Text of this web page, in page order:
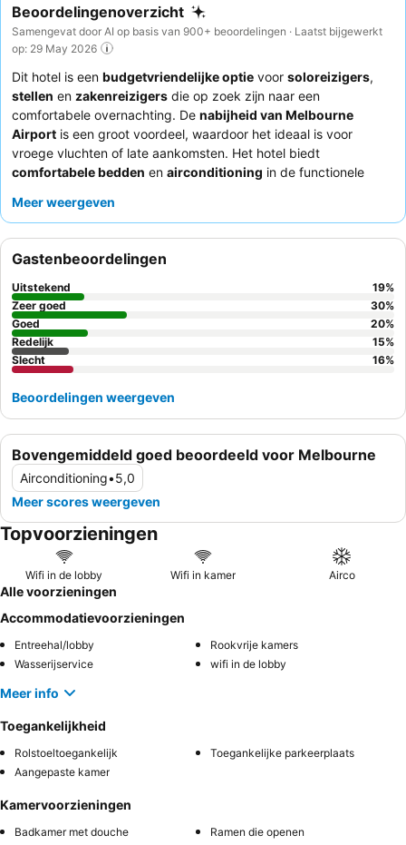
Beoordelingenoverzicht
Samengevat door AI op basis van 900+ beoordelingen · Laatst bijgewerkt
op: 29 May 2026
Dit hotel is een budgetvriendelijke optie voor soloreizigers,
stellen en zakenreizigers die op zoek zijn naar een
comfortabele overnachting. De nabijheid van Melbourne
Airport is een groot voordeel, waardoor het ideaal is voor
vroege vluchten of late aankomsten. Het hotel biedt
comfortabele bedden en airconditioning in de functionele
vriendelijke receptiepersoneel
ervaring wordt aangeraden een kamer aan de tuinzijde aan te
vragen.
Meer weergeven
Bovengemiddeld goed beoordeeld voor Melbourne
Airconditioning•5,0
Meer scores weergeven
Gastenbeoordelingen
Uitstekend 19%
Zeer goed
30%
Goed
20%
Redelijk
15%
Slecht
16%
Beoordelingen weergeven
Topvoorzieningen
Wifi in de lobby Wifi in kamer Airco
Alle voorzieningen
Accommodatievoorzieningen
Entreehal/lobby
Rookvrije kamers
Wasserijservice
wifi in de lobby
Meer info
Toegankelijkheid
Rolstoeltoegankelijk
Toegankelijke parkeerplaats
Aangepaste kamer
Kamervoorzieningen
Badkamer met douche
Ramen die openen